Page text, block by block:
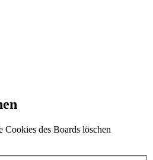
Cookies des Boards löschen